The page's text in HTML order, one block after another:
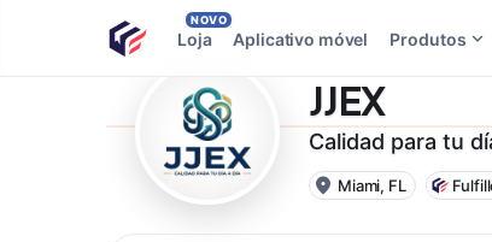
Loja
NOVO
Aplicativo móvel Produtos
JJEX
Calidad para tu
Miami, FL